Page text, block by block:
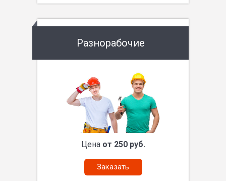
Разнорабочие
Цена от 250 руб.
Заказать